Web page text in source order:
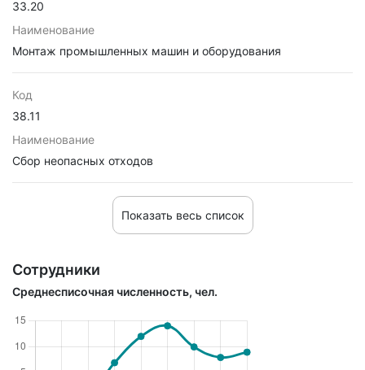
33.20
Наименование
Монтаж промышленных машин и оборудования
Код
38.11
Наименование
Сбор неопасных отходов
Показать весь список
Сотрудники
Среднесписочная численность, чел.